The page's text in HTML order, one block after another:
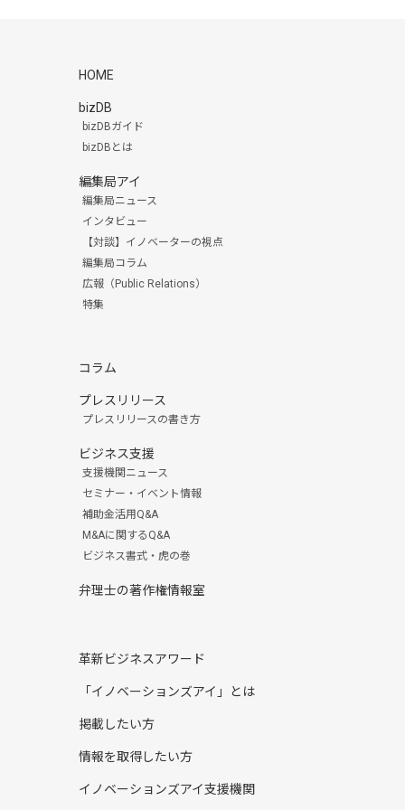
HOME
bizDB
bizDBガイド
bizDBとは
編集局アイ
編集局ニュース
インタビュー
【対談】イノベーターの視点
編集局コラム
広報（Public Relations）
特集
コラム
プレスリリース
プレスリリースの書き方
ビジネス支援
支援機関ニュース
セミナー・イベント情報
補助金活用Q&A
M&Aに関するQ&A
ビジネス書式・虎の巻
弁理士の著作権情報室
革新ビジネスアワード
「イノベーションズアイ」とは
掲載したい方
情報を取得したい方
イノベーションズアイ支援機関